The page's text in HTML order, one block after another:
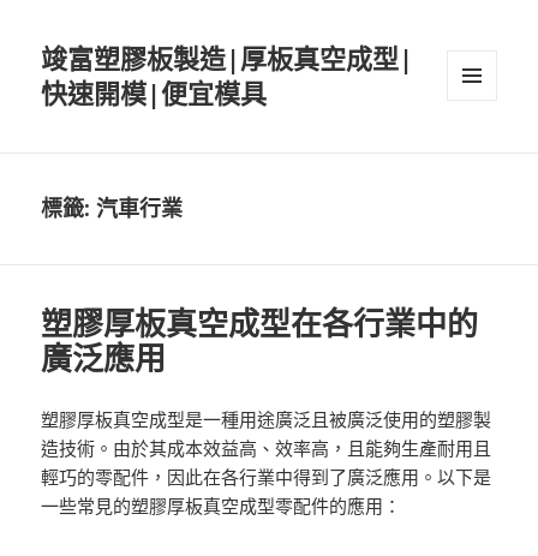
竣富塑膠板製造|厚板真空成型|
快速開模|便宜模具
標籤:汽車行業
塑膠厚板真空成型在各行業中的
廣泛應用
塑膠厚板真空成型是一種用途廣泛且被廣泛使用的塑膠製
造技術。由於其成本效益高、效率高，且能夠生產耐用且
輕巧的零配件，因此在各行業中得到了廣泛應用。以下是
一些常見的塑膠厚板真空成型零配件的應用：